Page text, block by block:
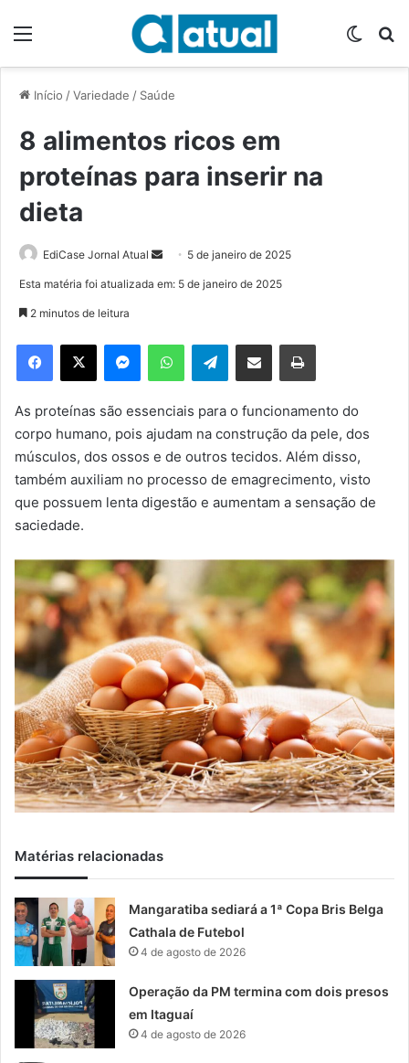
Início /Variedade / Saúde
8 alimentos ricos em
proteínas para inserir na
dieta
EdiCase Jornal Atual
e
u
m
e
-
m
a
5 de janeiro de 2025
Esta matéria foi atualizada em: 5 de janeiro de 2025
2 minutos de leitura
Telegram
As proteínas são essenciais para o funcionamento do
corpo humano, pois ajudam na construção da pele, dos
músculos, dos ossos e de outros tecidos. Além disso,
também auxiliam no processo de emagrecimento, visto
que possuem lenta digestão e aumentam a sensação de
saciedade.
Matérias relacionadas
Mangaratiba sediará a 1ª Copa Bris Belga
Cathala de Futebol
4 de agosto de 2026
Operação da PM termina com dois presos
em Itaguaí
4 de agosto de 2026